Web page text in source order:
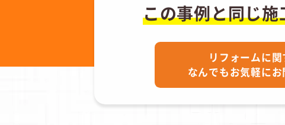
この事例と同じ
リフォームに
なんでもお気軽に